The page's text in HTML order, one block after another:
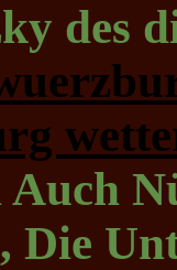
des
Die